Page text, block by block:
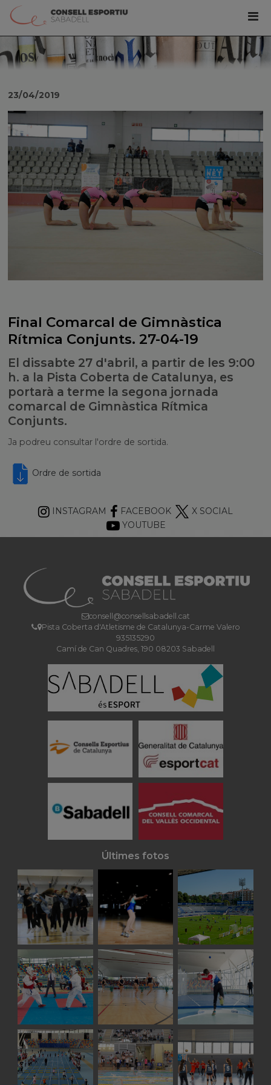
Final Comarcal de Gimnàstica
Rítmica Conjunts. 27-04-19
El dissabte 27 d'abril, a partir de les 9:00
h. a la Pista Coberta de Catalunya, es
portarà a terme la segona jornada
comarcal de Gimnàstica Rítmica
Conjunts.
23/04/2019
Ja podreu consultar l'ordre de sortida.
Ordre de sortida
INSTAGRAM FACEBOOK
X SOCIAL
YOUTUBE
consell@consellsabadell.cat
Pista Coberta d'Atletisme de Catalunya-Carme Valero
935135290
Camí de Can Quadres, 190 08203 Sabadell
Últimes fotos